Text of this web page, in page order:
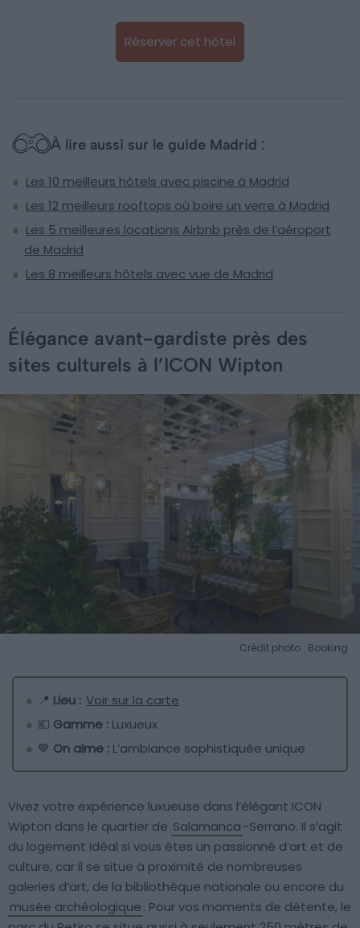
Réserver cet hôtel
À lire aussi sur le guide Madrid :
Les 10 meilleurs hôtels avec piscine à Madrid
Les 12 meilleurs rooftops où boire un verre à Madrid
Les 5 meilleures locations Airbnb près de l’aéroport
de Madrid
Les 8 meilleurs hôtels avec vue de Madrid
Élégance avant-gardiste près des
sites culturels à l’ICON Wipton
Crédit photo : Booking
📍 Lieu : Voir sur la carte
💶 Gamme : Luxueux
💙 On aime : L’ambiance sophistiquée unique
Vivez votre expérience luxueuse dans l’élégant ICON
Wipton dans le quartier de Salamanca-Serrano. Il s’agit
du logement idéal si vous êtes un passionné d’art et de
culture, car il se situe à proximité de nombreuses
galeries d’art, de la bibliothèque nationale ou encore du
musée archéologique. Pour vos moments de détente, le